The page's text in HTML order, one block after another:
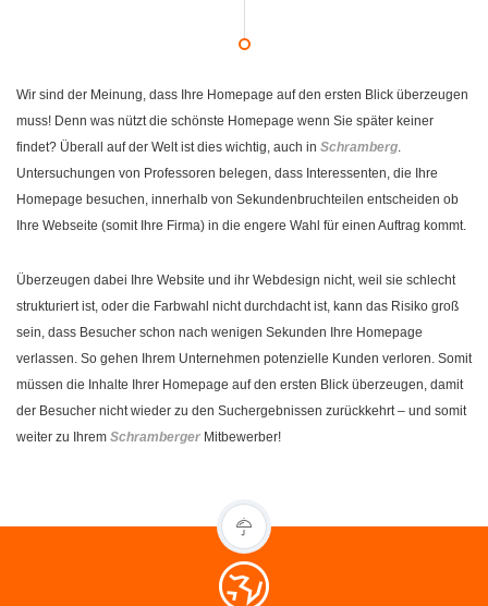
Wir sind der Meinung, dass Ihre Homepage auf den ersten Blick überzeugen
muss! Denn was nützt die schönste Homepage wenn Sie später keiner
findet? Überall auf der Welt ist dies wichtig, auch in Schramberg.
Untersuchungen von Professoren belegen, dass Interessenten, die Ihre
Homepage besuchen, innerhalb von Sekundenbruchteilen entscheiden ob
Ihre Webseite (somit Ihre Firma) in die engere Wahl für einen Auftrag kommt.
Überzeugen dabei Ihre Website und ihr Webdesign nicht, weil sie schlecht
strukturiert ist, oder die Farbwahl nicht durchdacht ist, kann das Risiko groß
sein, dass Besucher schon nach wenigen Sekunden Ihre Homepage
verlassen. So gehen Ihrem Unternehmen potenzielle Kunden verloren. Somit
müssen die Inhalte Ihrer Homepage auf den ersten Blick überzeugen, damit
der Besucher nicht wieder zu den Suchergebnissen zurückkehrt – und somit
weiter zu Ihrem Schramberger Mitbewerber!